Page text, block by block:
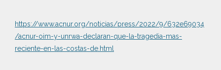
https://www.acnur.org/noticias/press/2022/9/632e69034
/acnur-oim-y-unrwa-declaran-que-la-tragedia-mas-
reciente-en-las-costas-de.html